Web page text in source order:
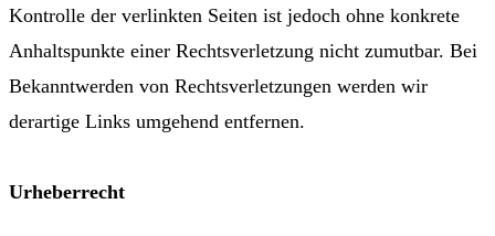
Kontrolle der verlinkten Seiten ist jedoch ohne konkrete
Anhaltspunkte einer Rechtsverletzung nicht zumutbar. Bei
Bekanntwerden von Rechtsverletzungen werden wir
derartige Links umgehend entfernen.
Urheberrecht